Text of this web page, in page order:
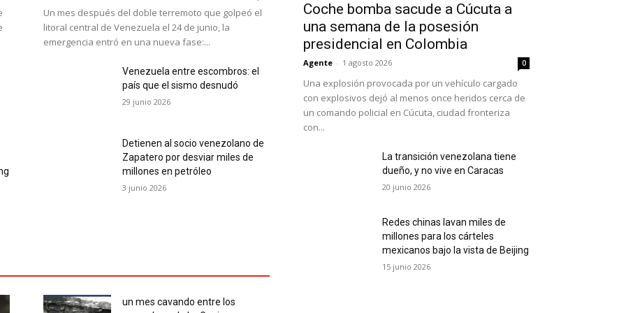
Un mes después del doble terremoto que golpeó el
litoral central de Venezuela el 24 de junio, la
emergencia entró en una nueva fase:...
Venezuela entre escombros: el
país que el sismo desnudó
29 junio 2026
Detienen al socio venezolano de
Zapatero por desviar miles de
millones en petróleo
3 junio 2026
un mes cavando entre los
Coche bomba sacude a Cúcuta a
una semana de la posesión
presidencial en Colombia
Agente - 1 agosto 2026 0
Una explosión provocada por un vehículo cargado
con explosivos dejó al menos once heridos cerca de
un comando policial en Cúcuta, ciudad fronteriza
con...
La transición venezolana tiene
dueño, y no vive en Caracas
20 junio 2026
Redes chinas lavan miles de
millones para los cárteles
mexicanos bajo la vista de Beijing
15 junio 2026